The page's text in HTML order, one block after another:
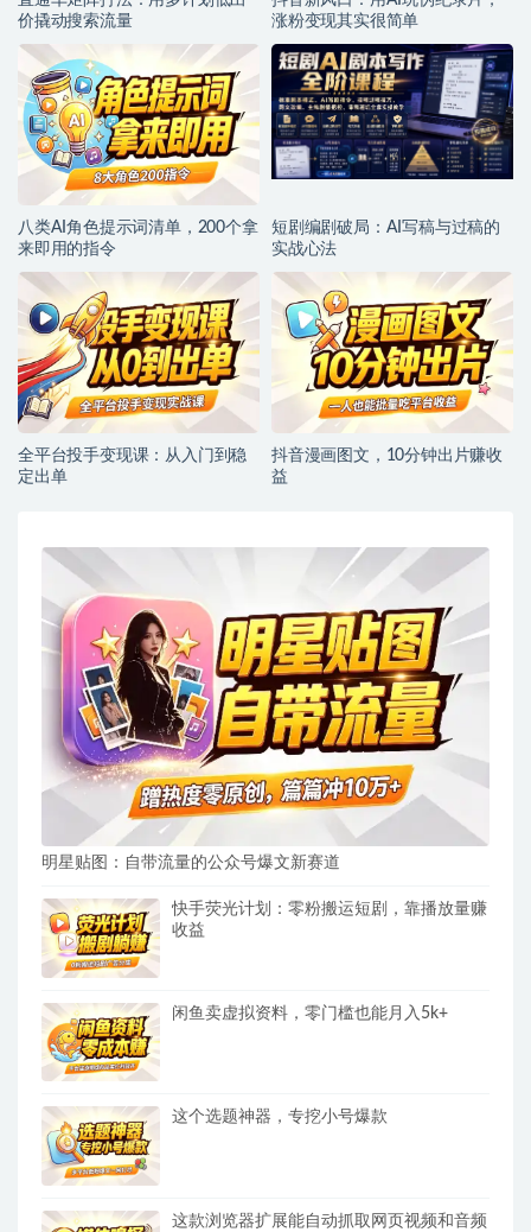
价撬动搜索流量
涨粉变现其实很简单
八类AI角色提示词清单，200个拿
来即用的指令
短剧编剧破局：AI写稿与过稿的
实战心法
全平台投手变现课：从入门到稳
定出单
抖音漫画图文，10分钟出片赚收
益
明星贴图：自带流量的公众号爆文新赛道
快手荧光计划：零粉搬运短剧，靠播放量赚
收益
闲鱼卖虚拟资料，零门槛也能月入5k+
这个选题神器，专挖小号爆款
这款浏览器扩展能自动抓取网页视频和音频